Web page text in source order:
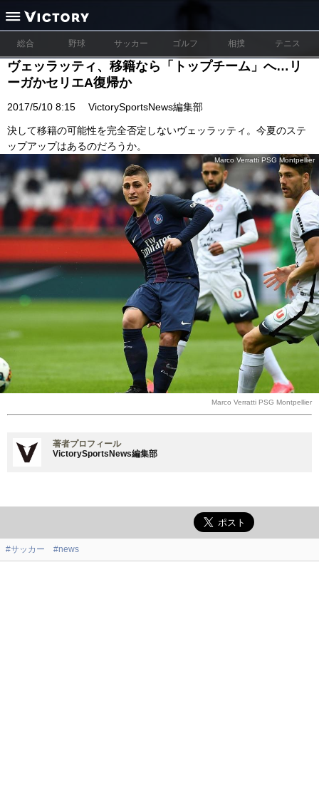
総合 野球 サッカー ゴルフ 相撲 テニス
ヴェッラッティ、移籍なら「トップチーム」へ…リ
ーガかセリエA復帰か
2017/5/10 8:15 VictorySportsNews編集部
決して移籍の可能性を完全否定しないヴェッラッティ。今夏のステ
ップアップはあるのだろうか。
Marco Verratti PSG Montpellier
Marco Verratti PSG Montpellier
著者プロフィール
VictorySportsNews編集部
#サッカー #news